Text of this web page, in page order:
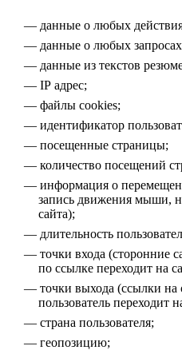
данные о любых
данные о любых
данные из текстов
IP адрес;
файлы cookies;
идентификатор
посещенные страницы;
количество посещений
информация о
запись движения мыши,
сайта);
длительность
точки входа (сторонние
по ссылке переходит на
точки выхода (ссылки на
пользователь переходит
страна пользователя;
геопозицию;